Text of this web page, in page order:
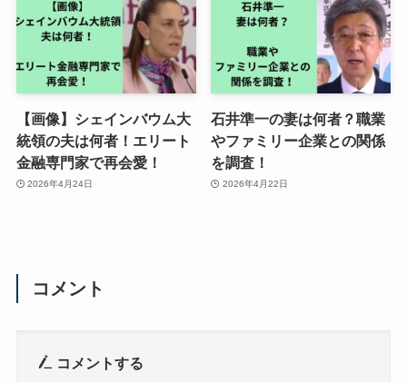
【画像】シェインバウム大
統領の夫は何者！エリート
金融専門家で再会愛！
2026年4月24日
石井準一の妻は何者？職業
やファミリー企業との関係
を調査！
2026年4月22日
コメント
コメントする